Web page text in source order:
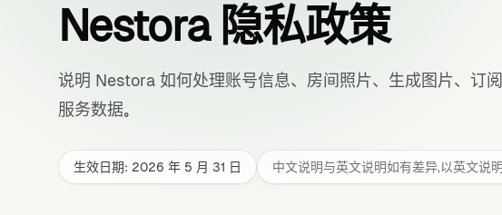
Nestora 隐私政策
说明 Nestora 如何处理账号信息、房间照片、生成图片、订
服务数据。
生效日期: 2026 年 5 月 31 日 中文说明与英文说明如有差异，以英文说明